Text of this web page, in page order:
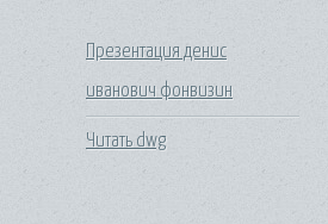
Презентация денис
иванович фонвизин
Читать dwg